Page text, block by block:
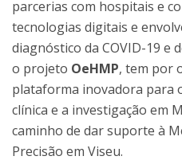
parcerias com hospitais e
tecnologias digitais e
diagnóstico da COVID-19 e
o projeto OeHMP, tem por
plataforma inovadora para
clínica e a investigação em
caminho de dar suporte à
Precisão em Viseu.